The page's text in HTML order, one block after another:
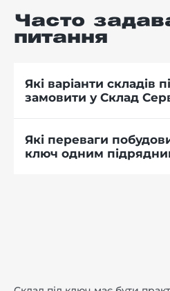
Часто
питання
Які варіанти складів
замовити у Склад
Які переваги
ключ одним